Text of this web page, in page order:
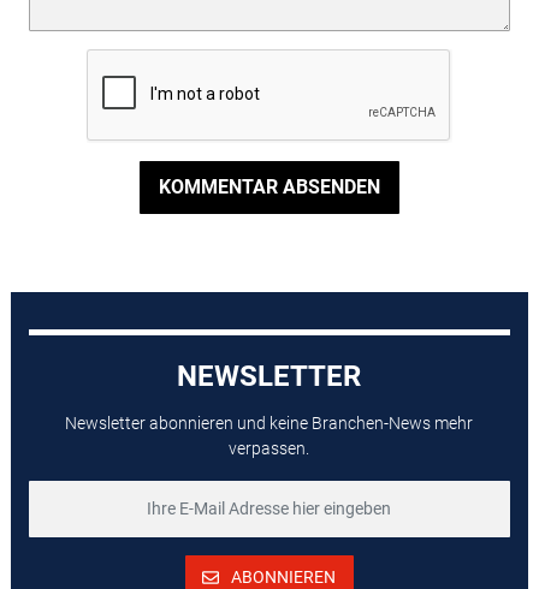
KOMMENTAR ABSENDEN
NEWSLETTER
Newsletter abonnieren und keine Branchen-News mehr
verpassen.
ABONNIEREN